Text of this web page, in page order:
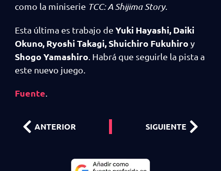
como la miniserie TCC: A Shijima Story.
Esta última es trabajo de Yuki Hayashi, Daiki
Okuno, Ryoshi Takagi, Shuichiro Fukuhiro y
Shogo Yamashiro . Habrá que seguirle la pista a
este nuevo juego.
Fuente
ANTERIOR SIGUIENTE